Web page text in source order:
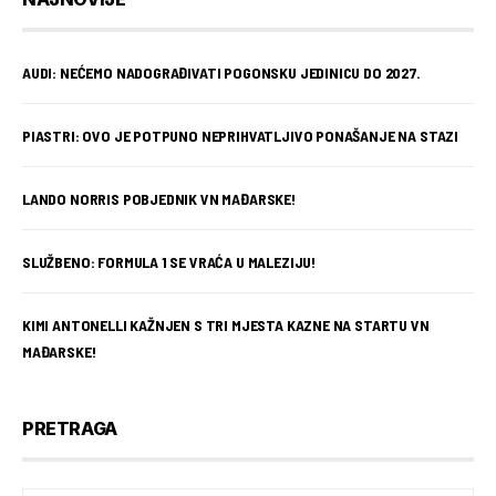
AUDI: NEĆEMO NADOGRAĐIVATI POGONSKU JEDINICU DO 2027.
PIASTRI: OVO JE POTPUNO NEPRIHVATLJIVO PONAŠANJE NA STAZI
LANDO NORRIS POBJEDNIK VN MAĐARSKE!
SLUŽBENO: FORMULA 1 SE VRAĆA U MALEZIJU!
KIMI ANTONELLI KAŽNJEN S TRI MJESTA KAZNE NA STARTU VN
MAĐARSKE!
PRETRAGA